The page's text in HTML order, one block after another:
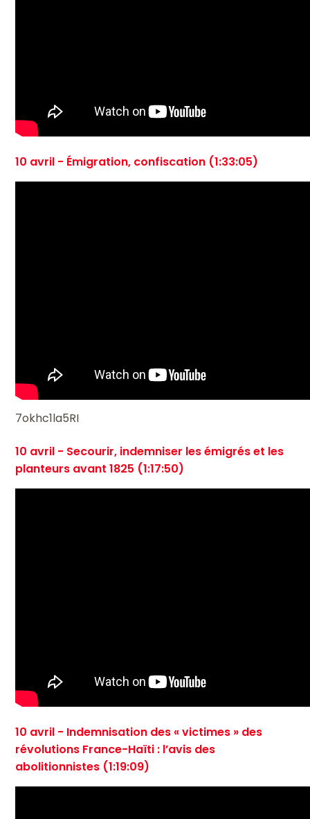
10 avril - Émigration, confiscation (1:33:05)
7okhc1la5RI
10 avril - Secourir, indemniser les émigrés et les
planteurs avant 1825 (1:17:50)
10 avril - Indemnisation des « victimes » des
révolutions France-Haïti : l’avis des
abolitionnistes (1:19:09)